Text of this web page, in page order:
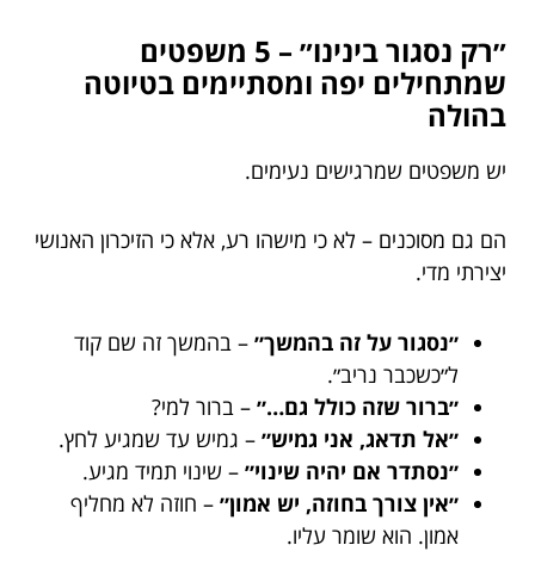
״רק נסגור בינינו״ – 5 משפטים
שמתחילים יפה ומסתיימים בטיוטה
בהולה
יש משפטים שמרגישים נעימים.
הם גם מסוכנים – לא כי מישהו רע, אלא כי הזיכרון האנושי
יצירתי מדי.
״נסגור על זה בהמשך״ – בהמשך זה שם קוד
ל״כשכבר נריב״.
״ברור שזה כולל גם…״ – ברור למי?
״אל תדאג, אני גמיש״ – גמיש עד שמגיע לחץ.
״נסתדר אם יהיה שינוי״ – שינוי תמיד מגיע.
״אין צורך בחוזה, יש אמון״ – חוזה לא מחליף
אמון. הוא שומר עליו.